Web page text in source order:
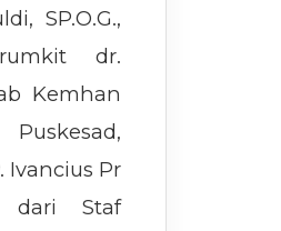
SP.O.G.,
dr.
Kemhan
Ivancius Pr
dari Staf